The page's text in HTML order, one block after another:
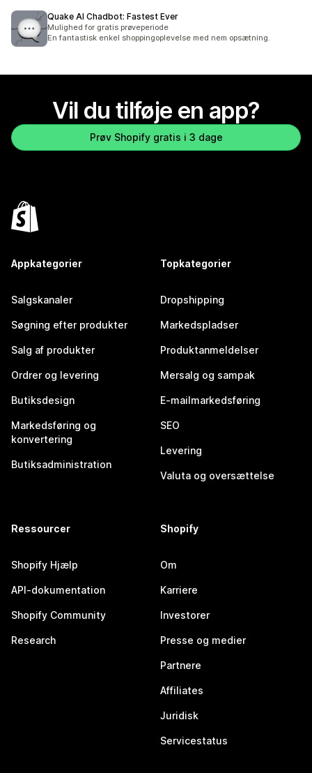
Quake AI Chadbot: Fastest Ever
Mulighed for gratis prøveperiode
En fantastisk enkel shoppingoplevelse med nem opsætning.
Vil du tilføje en app?
Prøv Shopify gratis i 3 dage
Appkategorier
Salgskanaler
Søgning efter produkter
Salg af produkter
Ordrer og levering
Butiksdesign
Markedsføring og
konvertering
Butiksadministration
Topkategorier
Dropshipping
Markedspladser
Produktanmeldelser
Mersalg og sampak
E-mailmarkedsføring
SEO
Levering
Valuta og oversættelse
Ressourcer
Shopify Hjælp
API-dokumentation
Shopify Community
Research
Shopify
Om
Karriere
Investorer
Presse og medier
Partnere
Affiliates
Juridisk
Servicestatus